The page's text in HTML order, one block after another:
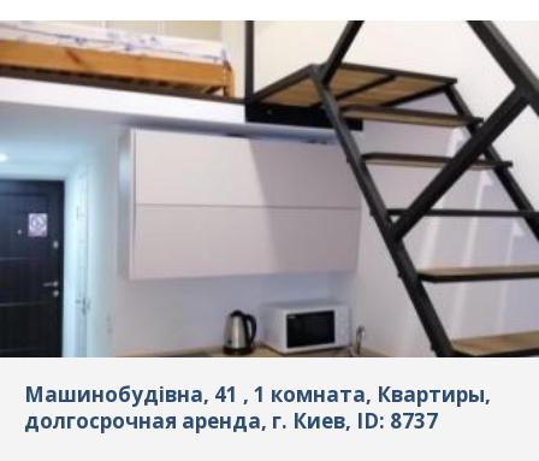
Машинобудівна, 41 , 1 комната, Квартиры,
долгосрочная аренда, г. Киев, ID: 8737